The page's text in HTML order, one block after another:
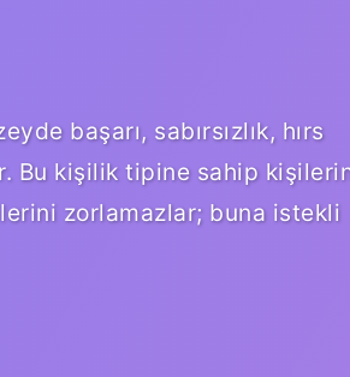
başarı, sabırsızlık, hırs
Bu kişilik tipine sahip
zorlamazlar; buna istekli